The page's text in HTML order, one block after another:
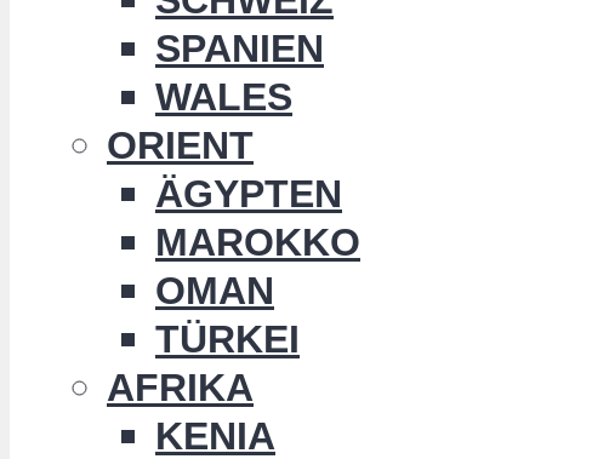
SPANIEN
WALES
ORIENT
ÄGYPTEN
MAROKKO
OMAN
TÜRKEI
AFRIKA
KENIA